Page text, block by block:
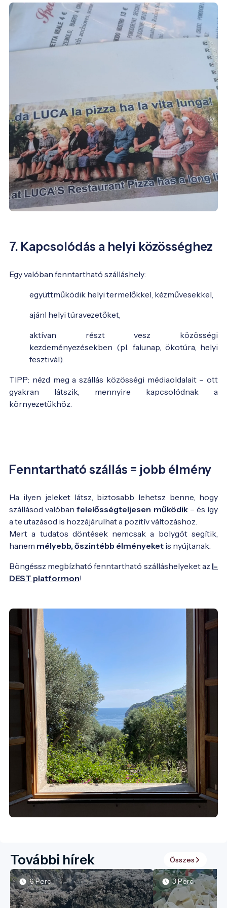
7. Kapcsolódás a helyi közösséghez
Egy valóban fenntartható szálláshely:
együttműködik helyi termelőkkel, kézművesekkel,
ajánl helyi túravezetőket,
aktívan részt vesz közösségi
kezdeményezésekben (pl. falunap, ökotúra, helyi
fesztivál).
TIPP: nézd meg a szállás közösségi médiaoldalait – ott
gyakran látszik, mennyire kapcsolódnak a
környezetükhöz.
Fenntartható szállás = jobb élmény
Ha ilyen jeleket látsz, biztosabb lehetsz benne, hogy
szállásod valóbanfelelősségteljesen működik– és így
a te utazásod is hozzájárulhat a pozitív változáshoz.
Mert a tudatos döntések nemcsak a bolygót segítik,
hanem mélyebb, őszintébb élményeket is nyújtanak.
Böngéssz megbízható fenntartható szálláshelyeket az I-
DEST platformon!
További hírek Összes
6 Perc 3 Perc